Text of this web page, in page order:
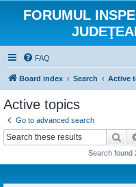
FORUMUL
FAQ
Board index Search Active
Active topics
Go to advanced search
Search found